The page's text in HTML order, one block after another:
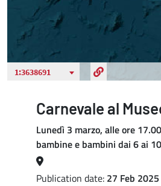
Carnevale al
Lunedì 3 marzo, alle ore
bambine e bambini dai 6 ai
Publication date: 27 Feb 2025